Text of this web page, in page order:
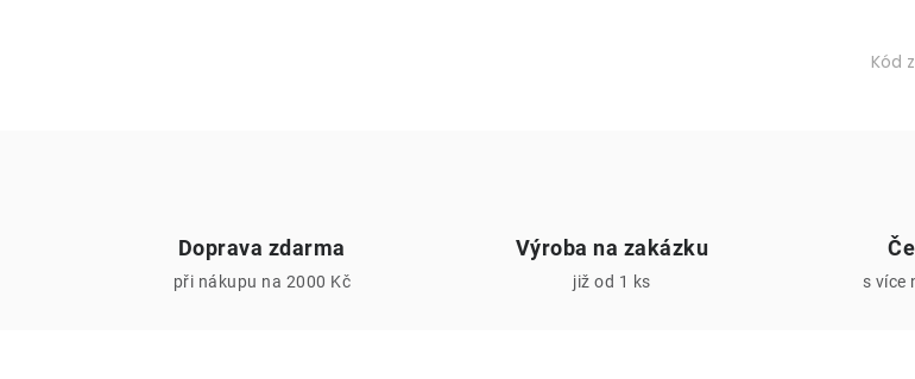
Kód
Doprava zdarma
při nákupu na 2000 Kč
Výroba na zakázku
již od 1 ks s více